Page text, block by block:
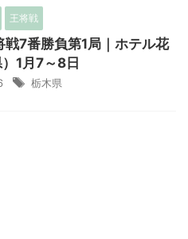
王将戦
戦7番勝負第1局｜ホテル花
1月7～8日
栃木県